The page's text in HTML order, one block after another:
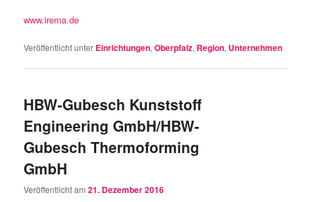
www.irema.de
Veröffentlicht unter Einrichtungen,Oberpfalz, Region, Unternehmen
HBW-Gubesch Kunststoff
Engineering GmbH/HBW-
Gubesch Thermoforming
GmbH
Veröffentlicht am21. Dezember 2016